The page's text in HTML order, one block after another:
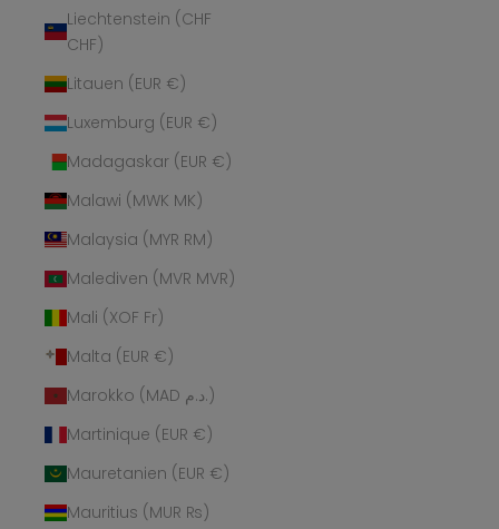
Liechtenstein (CHF
CHF)
Litauen (EUR €)
Luxemburg (EUR €)
Madagaskar (EUR €)
Malawi (MWK MK)
Malaysia (MYR RM)
Malediven (MVR MVR)
Mali (XOF Fr)
Malta (EUR €)
Marokko (MAD د.م.)
Martinique (EUR €)
Mauretanien (EUR €)
Mauritius (MUR ₨)